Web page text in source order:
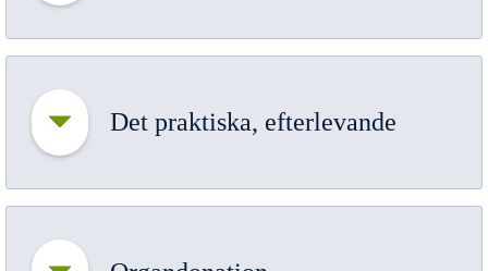
Det praktiska, efterlevande